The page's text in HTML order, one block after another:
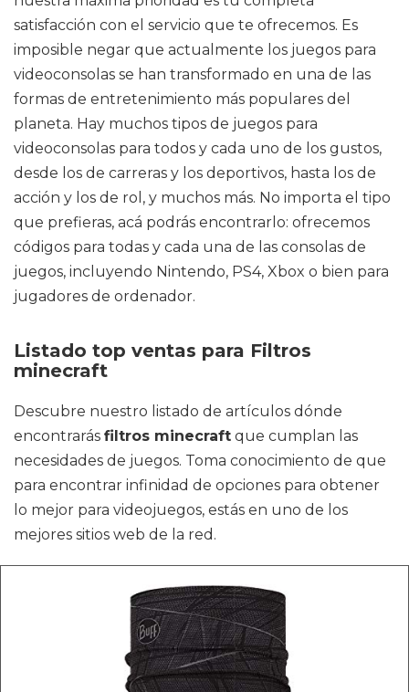
satisfacción con el servicio que te ofrecemos. Es
imposible negar que actualmente los juegos para
videoconsolas se han transformado en una de las
formas de entretenimiento más populares del
planeta. Hay muchos tipos de juegos para
videoconsolas para todos y cada uno de los gustos,
desde los de carreras y los deportivos, hasta los de
acción y los de rol, y muchos más. No importa el tipo
que prefieras, acá podrás encontrarlo: ofrecemos
códigos para todas y cada una de las consolas de
juegos, incluyendo Nintendo, PS4, Xbox o bien para
jugadores de ordenador.
Listado top ventas para Filtros
minecraft
Descubre nuestro listado de artículos dónde
encontrarás filtros minecraft que cumplan las
necesidades de juegos. Toma conocimiento de que
para encontrar infinidad de opciones para obtener
lo mejor para videojuegos, estás en uno de los
mejores sitios web de la red.